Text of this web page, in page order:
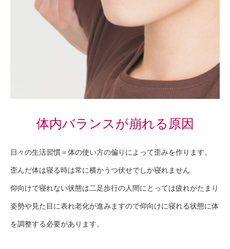
体内バランスが崩れる原因
日々の生活習慣＝体の使い方の偏りによって歪みを作ります。
歪んだ体は寝る時は常に横かうつ伏せでしか寝れません
仰向けで寝れない状態は二足歩行の人間にとっては疲れがたまり
姿勢や見た目に表れ老化が進みますので仰向けに寝れる状態に体
を調整する必要があります。